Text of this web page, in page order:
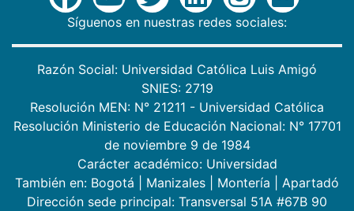
Síguenos en nuestras redes sociales:
Razón Social: Universidad Católica Luis Amigó
SNIES: 2719
Resolución MEN: N° 21211 - Universidad Católica
Resolución Ministerio de Educación Nacional: N° 17701
de noviembre 9 de 1984
Carácter académico: Universidad
También en: Bogotá Manizales Montería
Apartadó
Dirección sede principal: Transversal 51A #67B 90